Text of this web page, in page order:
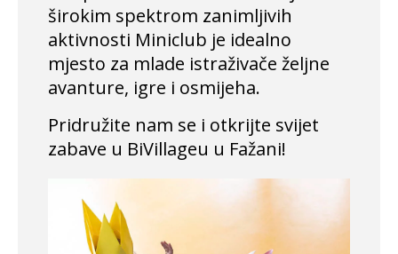
širokim spektrom zanimljivih
aktivnosti Miniclub je idealno
mjesto za mlade istraživače željne
avanture, igre i osmijeha.
Pridružite nam se i otkrijte svijet
zabave u BiVillageu u Fažani!